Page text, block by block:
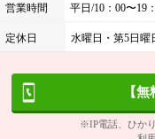
営業時間 平日/10：00〜19
定休日 水曜日・第5日曜
【
※IP電話、ひか